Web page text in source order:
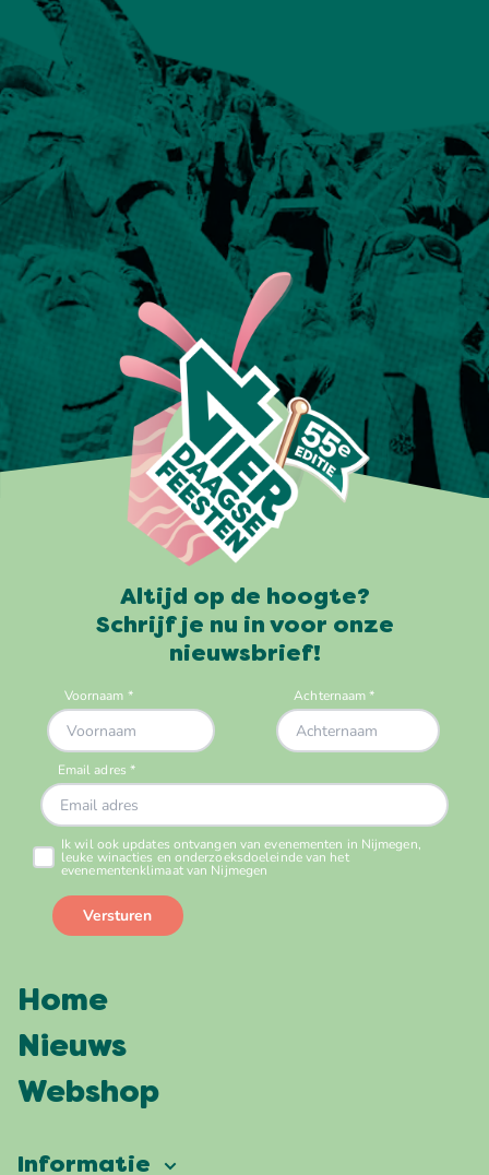
Altijd op de hoogte?
Schrijf je nu in voor onze
nieuwsbrief!
Home
Nieuws
Webshop
Informatie